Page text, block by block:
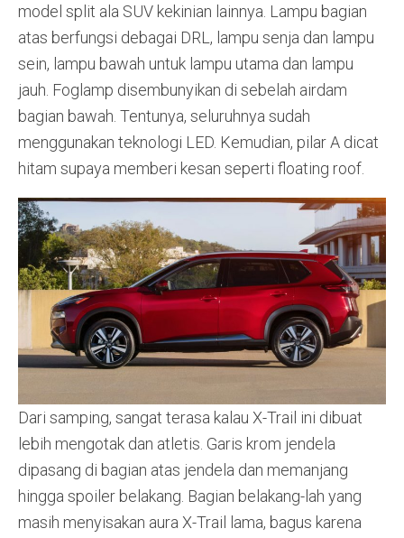
model split ala SUV kekinian lainnya. Lampu bagian
atas berfungsi debagai DRL, lampu senja dan lampu
sein, lampu bawah untuk lampu utama dan lampu
jauh. Foglamp disembunyikan di sebelah airdam
bagian bawah. Tentunya, seluruhnya sudah
menggunakan teknologi LED. Kemudian, pilar A dicat
hitam supaya memberi kesan seperti floating roof.
Dari samping, sangat terasa kalau X-Trail ini dibuat
lebih mengotak dan atletis. Garis krom jendela
dipasang di bagian atas jendela dan memanjang
hingga spoiler belakang. Bagian belakang-lah yang
masih menyisakan aura X-Trail lama, bagus karena